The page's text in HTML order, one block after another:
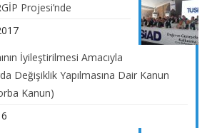
Projesi’nde
İyileştirilmesi Amacıyla
Değişiklik Yapılmasına Dair Kanun
Kanun)